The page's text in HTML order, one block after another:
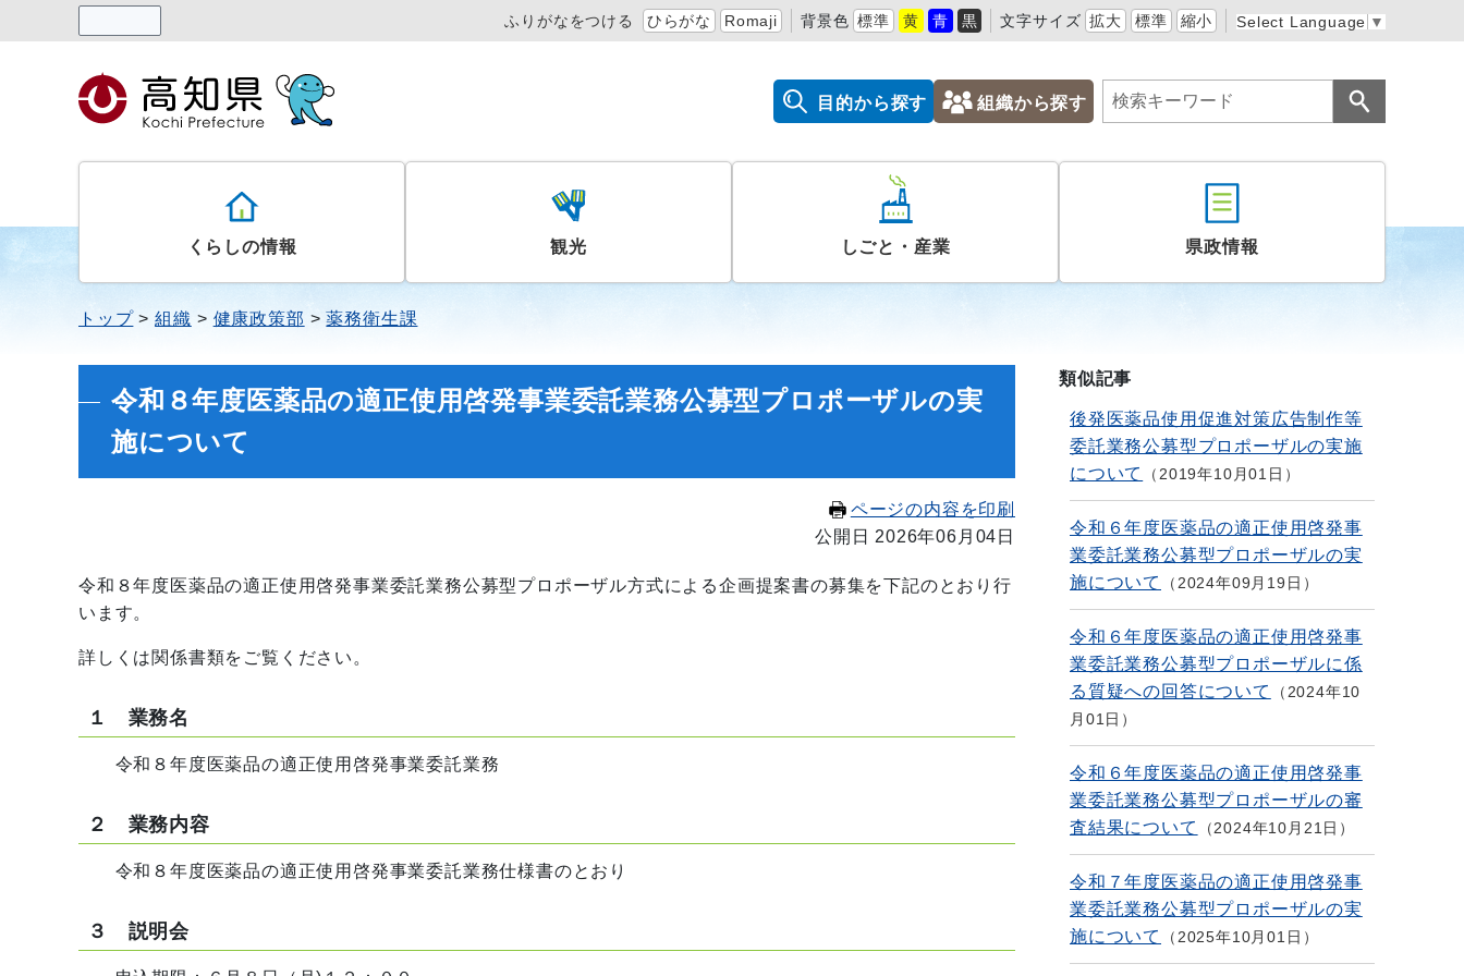
ふりがなをつける ひらがな Romaji 背景色 標準 黄 青 黒 文字サイズ 拡大 標準 縮小 Select Language ▼
目的から探す 組織から探す
くらしの情報 観光 しごと・産業 県政情報
トップ 組織 健康政策部 薬務衛生課
令和８年度医薬品の適正使用啓発事業委託業務公募型プロポーザルの実
施について
ページの内容を印刷
公開日 2026年06月04日
令和８年度医薬品の適正使用啓発事業委託業務公募型プロポーザル方式による企画提案書の募集を下記のとおり行
います。
詳しくは関係書類をご覧ください。
１ 業務名
令和８年度医薬品の適正使用啓発事業委託業務
２ 業務内容
令和８年度医薬品の適正使用啓発事業委託業務仕様書のとおり
３ 説明会
類似記事
後発医薬品使用促進対策広告制作等
委託業務公募型プロポーザルの実施
について
2019年10月01日
令和６年度医薬品の適正使用啓発事
業委託業務公募型プロポーザルの実
施について
2024年09月19日
令和６年度医薬品の適正使用啓発事
業委託業務公募型プロポーザルに係
る質疑への回答について
2024年10
月01日
令和６年度医薬品の適正使用啓発事
業委託業務公募型プロポーザルの審
査結果について
2024年10月21日
令和７年度医薬品の適正使用啓発事
業委託業務公募型プロポーザルの実
施について
2025年10月01日